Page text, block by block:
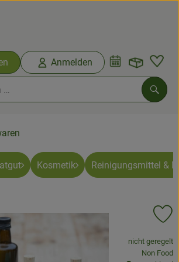
Anmelden
öffnen oder
Kosmetik Reinigungsmittel &
, Verband:
nicht geregelt
,Non Food